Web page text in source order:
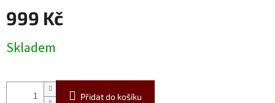
999 Kč
cena:
Skladem
Přidat do košíku